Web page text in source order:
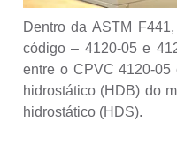
Dentro da ASTM
código – 4120-05 e
entre o CPVC 4120-
hidrostático (HDB) do
hidrostático (HDS).